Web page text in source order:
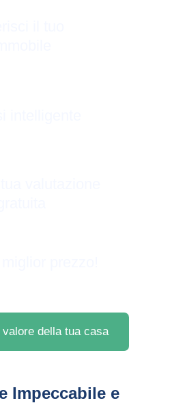
della tua casa
Impeccabile e